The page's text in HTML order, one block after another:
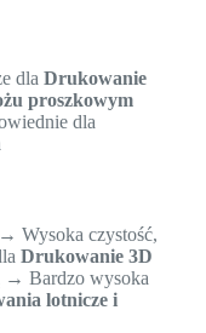
dla Drukowanie
proszkowym
dla
Wysoka czystość,
Drukowanie 3D
→ Bardzo wysoka
lotnicze i